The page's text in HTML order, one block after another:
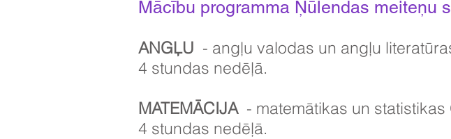
Mācību programma Ņūlendas meiteņu
ANGĻU - angļu valodas un angļu
4 stundas nedēļā.
MATEMĀCIJA- matemātikas un statistikas
4 stundas nedēļā.